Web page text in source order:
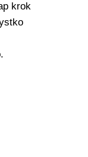
krok